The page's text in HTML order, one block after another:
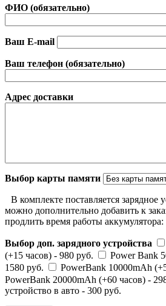
ФИО (обязательно)
Ваш E-mail
Ваш телефон (обязательно)
Адрес доставки
Выбор карты памяти
В комплекте поставляется
можно дополнительно добавить к
продлить время работы аккумулятора:
Выбор доп. зарядного устройства
(+15 часов) - 980 руб.
Power Bank
1580 руб.
PowerBank 10000mAh
PowerBank 20000mAh (+60 часов) -
устройство в авто - 300 руб.